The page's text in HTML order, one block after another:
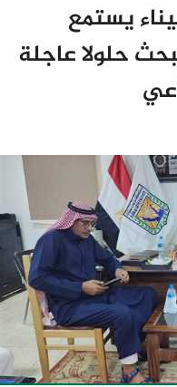
يستمع
حلولا عاجلة